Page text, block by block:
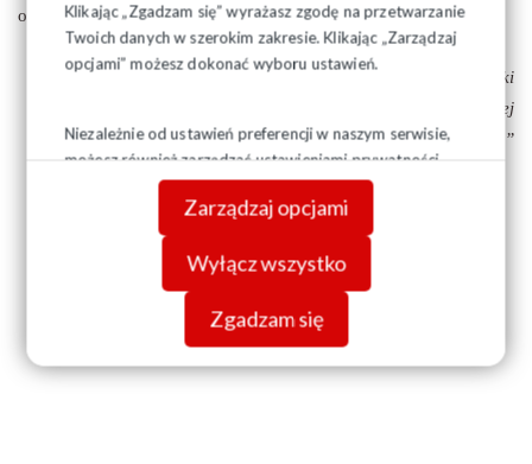
Klikając „Zgadzam się” wyrażasz zgodę na przetwarzanie
Twoich danych w szerokim zakresie. Klikając „Zarządzaj
opcjami” możesz dokonać wyboru ustawień.
Niezależnie od ustawień preferencji w naszym serwisie,
możesz również zarządzać ustawieniami prywatności
swojej przeglądarki. Więcej informacji o przetwarzaniu
danych znajdziesz wPolityce prywatności.
Zarządzaj opcjami
Wyłącz wszystko
Zgadzam się
o Akcji Protestacyjnej.
Maciej Łozowski
Przewodniczący Regionalnej Podlaskiej
Sekcji Pożarnictwa NSZZ „Solidarność”